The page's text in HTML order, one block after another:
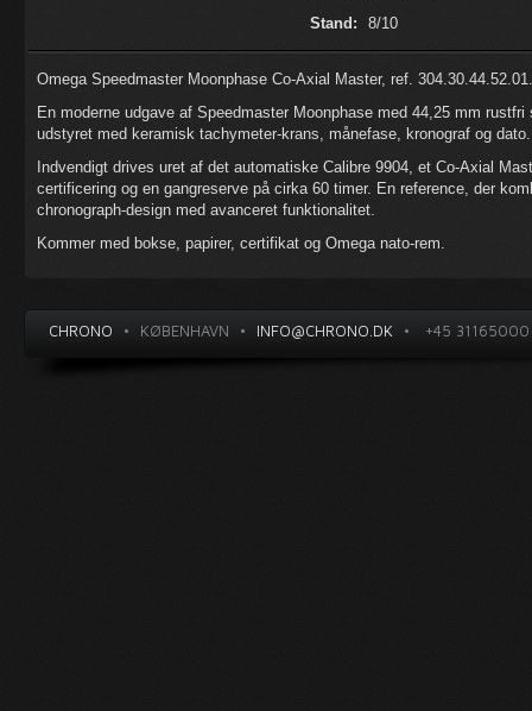
Stand:
8/10
Omega Speedmaster Moonphase Co-Axial Master, ref.
En moderne udgave af Speedmaster Moonphase med 44,25 mm
udstyret med keramisk tachymeter-krans, månefase, kronograf og dato.
Indvendigt drives uret af det automatiske Calibre 9904, et Co-Axial
certificering og en gangreserve på cirka 60 timer. En reference, der
chronograph-design med avanceret funktionalitet.
Kommer med bokse, papirer, certifikat og Omega nato-rem.
CHRONO • KØBENHAVN • INFO@CHRONO.DK • +45 31165000